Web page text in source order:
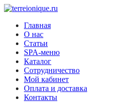
Перейти
содержанию
Главная
О нас
Статьи
SPA-меню
Каталог
Сотрудничество
Мой кабинет
Оплата и доставка
Контакты